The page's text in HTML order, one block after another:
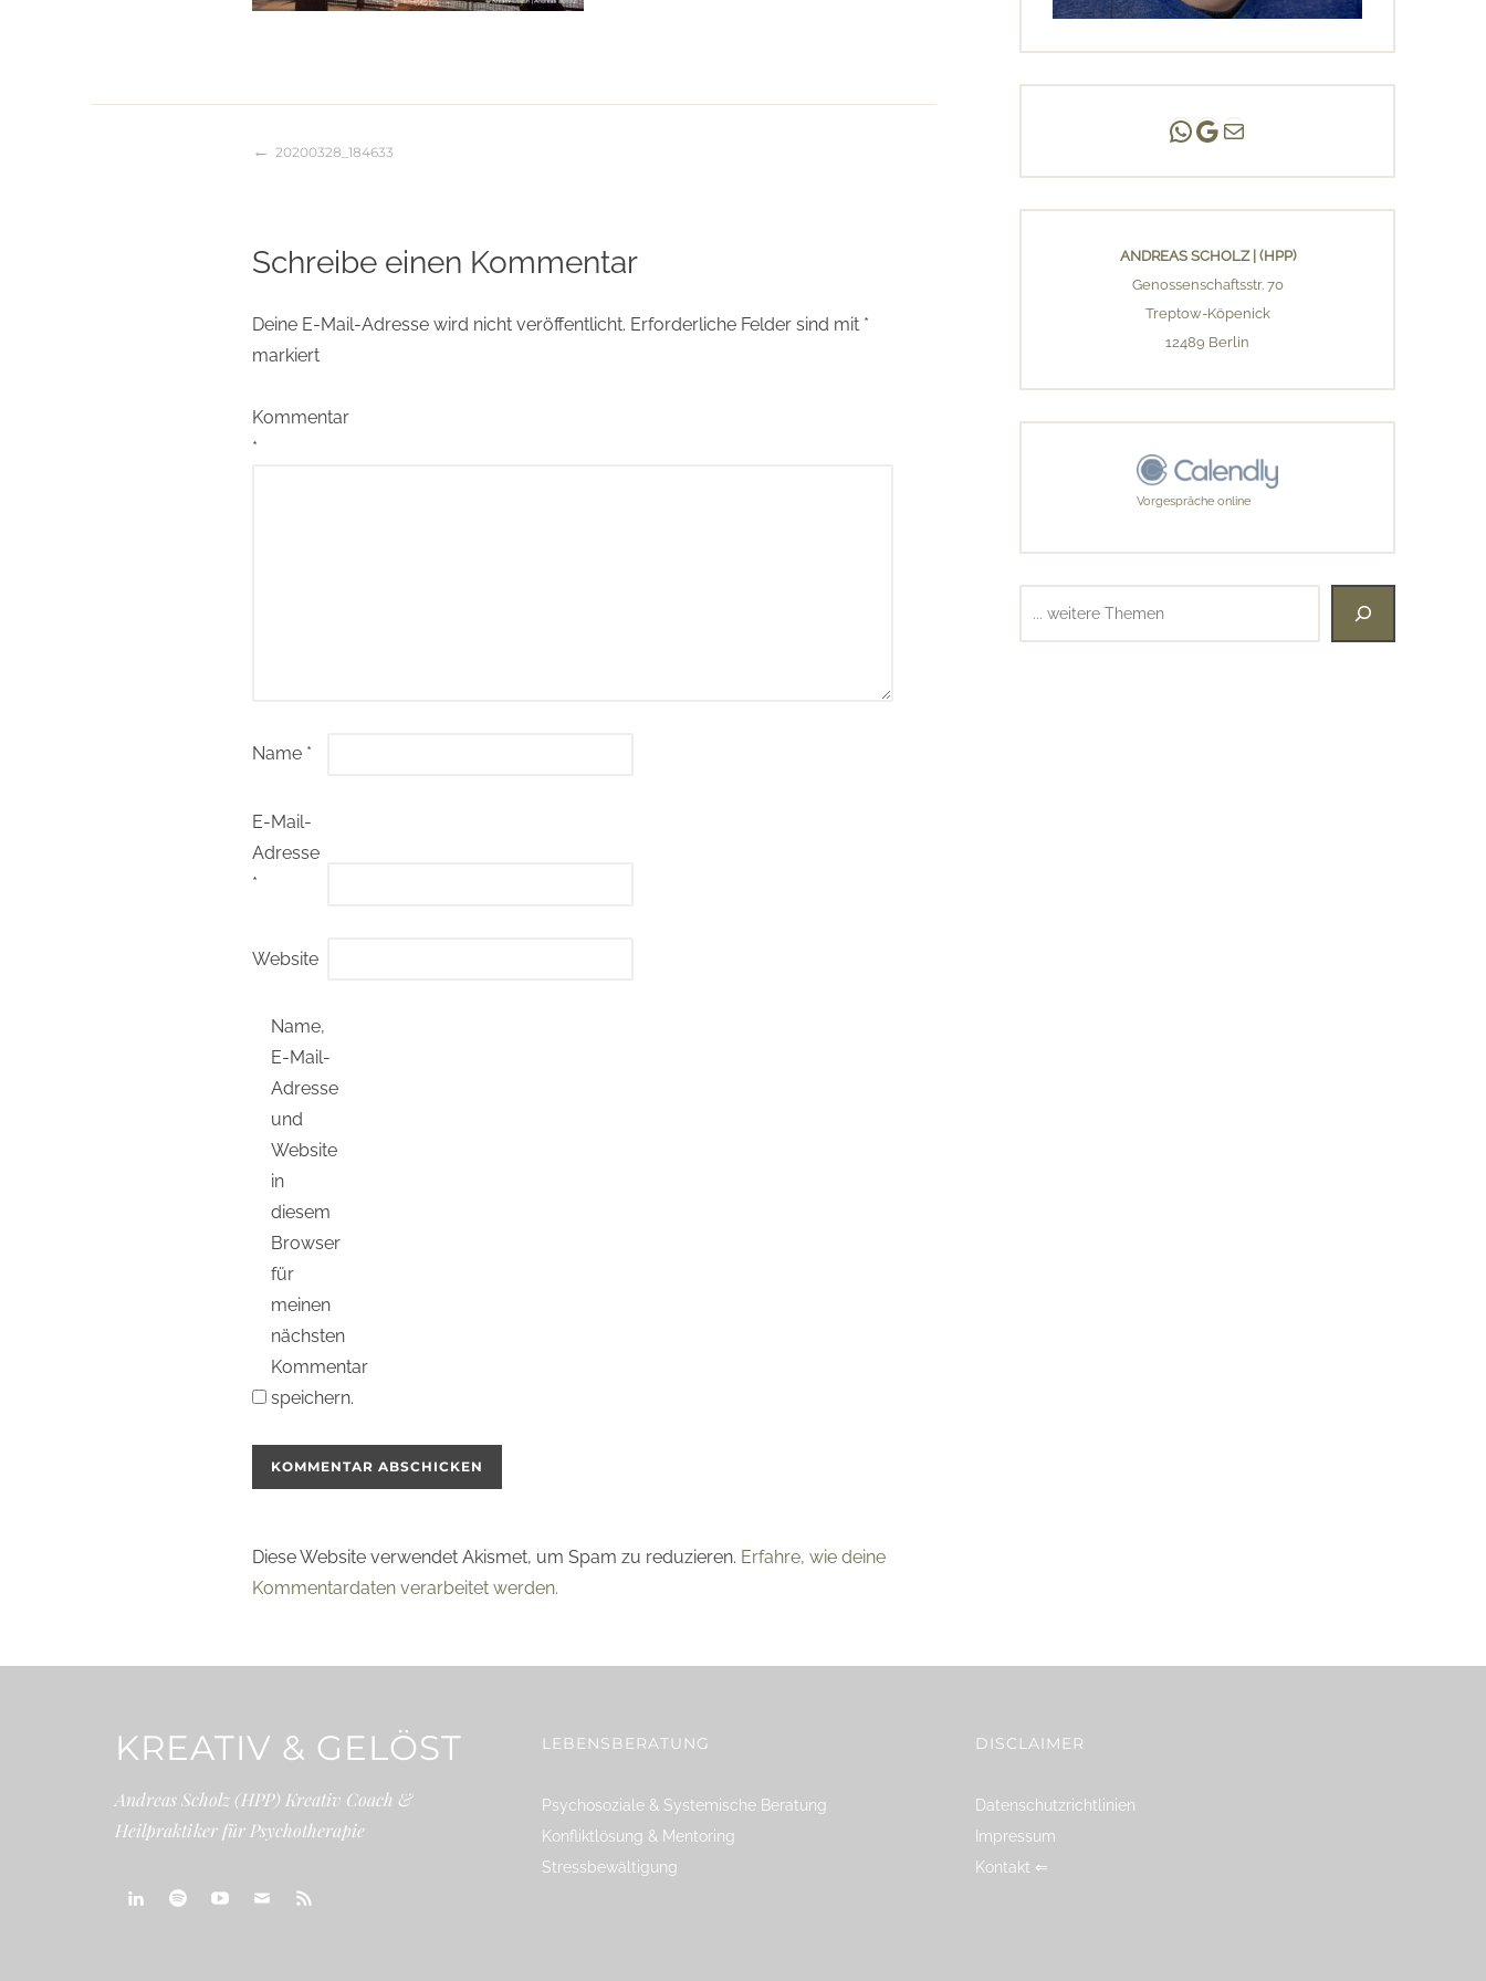
Beitragsnavigation
20200328_184633
Schreibe einen Kommentar
Deine E-Mail-Adresse wird nicht veröffentlicht. Erforderliche Felder sind mit *
markiert
Kommentar
*
Name *
E-Mail-
Adresse
*
Website
Name,
E-Mail-
Adresse
und
Website
in
diesem
Browser
für
meinen
nächsten
Kommentar
speichern.
Diese Website verwendet Akismet, um Spam zu reduzieren. Erfahre, wie deine
Kommentardaten verarbeitet werden.
Andreas Scholz | (HPP)
Praxis Adlershof
E-Mail an mich ...
ANDREAS SCHOLZ | (HPP)
Genossenschaftsstr. 70
Treptow-Köpenick
12489 Berlin
Vorgespräche online
KREATIV & GELÖST
Andreas Scholz (HPP) Kreativ Coach &
Heilpraktiker für Psychotherapie
LEBENSBERATUNG
Psychosoziale & Systemische Beratung
Konfliktlösung & Mentoring
Stressbewältigung
DISCLAIMER
Datenschutzrichtlinien
Impressum
Kontakt ⇐